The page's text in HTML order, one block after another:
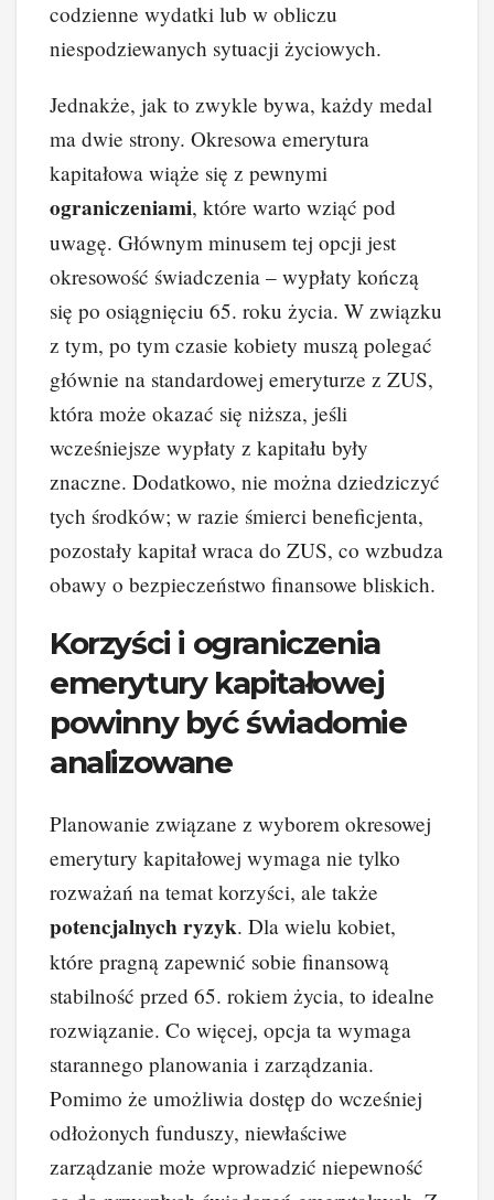
codzienne wydatki lub w obliczu
niespodziewanych sytuacji życiowych.
Jednakże, jak to zwykle bywa, każdy medal
ma dwie strony. Okresowa emerytura
kapitałowa wiąże się z pewnymi
ograniczeniami, które warto wziąć pod
uwagę. Głównym minusem tej opcji jest
okresowość świadczenia – wypłaty kończą
się po osiągnięciu 65. roku życia. W związku
z tym, po tym czasie kobiety muszą polegać
głównie na standardowej emeryturze z ZUS,
która może okazać się niższa, jeśli
wcześniejsze wypłaty z kapitału były
znaczne. Dodatkowo, nie można dziedziczyć
tych środków; w razie śmierci beneficjenta,
pozostały kapitał wraca do ZUS, co wzbudza
obawy o bezpieczeństwo finansowe bliskich.
Korzyści i ograniczenia
emerytury kapitałowej
powinny być świadomie
analizowane
Planowanie związane z wyborem okresowej
emerytury kapitałowej wymaga nie tylko
rozważań na temat korzyści, ale także
potencjalnych ryzyk. Dla wielu kobiet,
które pragną zapewnić sobie finansową
stabilność przed 65. rokiem życia, to idealne
rozwiązanie. Co więcej, opcja ta wymaga
starannego planowania i zarządzania.
Pomimo że umożliwia dostęp do wcześniej
odłożonych funduszy, niewłaściwe
zarządzanie może wprowadzić niepewność